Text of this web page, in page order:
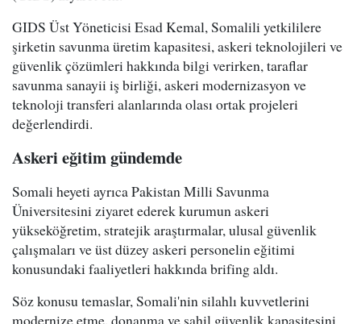
GIDS Üst Yöneticisi Esad Kemal, Somalili yetkililere
şirketin savunma üretim kapasitesi, askeri teknolojileri ve
güvenlik çözümleri hakkında bilgi verirken, taraflar
savunma sanayii iş birliği, askeri modernizasyon ve
teknoloji transferi alanlarında olası ortak projeleri
değerlendirdi.
Askeri eğitim gündemde
Somali heyeti ayrıca Pakistan Milli Savunma
Üniversitesini ziyaret ederek kurumun askeri
yükseköğretim, stratejik araştırmalar, ulusal güvenlik
çalışmaları ve üst düzey askeri personelin eğitimi
konusundaki faaliyetleri hakkında brifing aldı.
Söz konusu temaslar, Somali'nin silahlı kuvvetlerini